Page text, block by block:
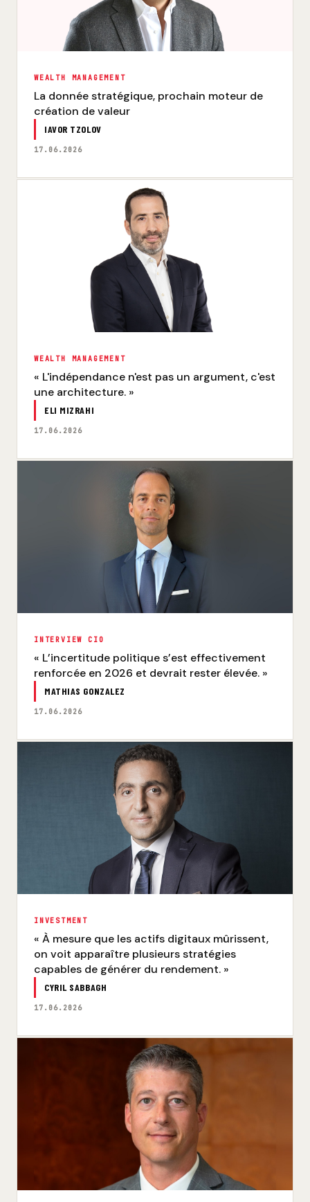
WEALTH MANAGEMENT
La donnée stratégique, prochain moteur de
création de valeur
IAVOR TZOLOV
17.06.2026
WEALTH MANAGEMENT
« L'indépendance n'est pas un argument, c'est
une architecture. »
ELI MIZRAHI
17.06.2026
INTERVIEW CIO
« L’incertitude politique s’est effectivement
renforcée en 2026 et devrait rester élevée. »
MATHIAS GONZALEZ
17.06.2026
INVESTMENT
« À mesure que les actifs digitaux mûrissent,
on voit apparaître plusieurs stratégies
capables de générer du rendement. »
CYRIL SABBAGH
17.06.2026